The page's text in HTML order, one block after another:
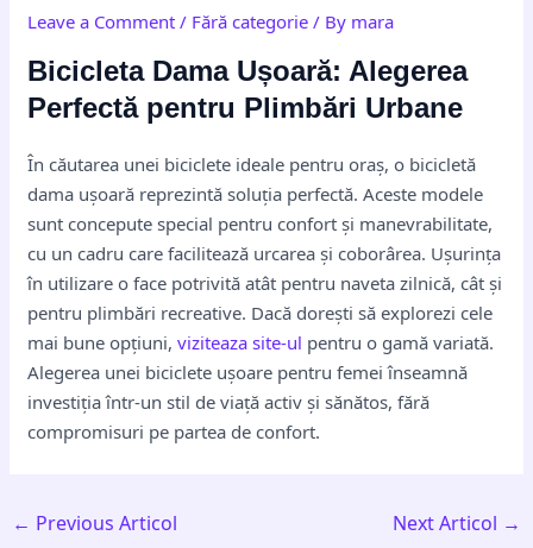
Leave a Comment / Fără categorie / By mara
Bicicleta Dama Ușoară: Alegerea
Perfectă pentru Plimbări Urbane
În căutarea unei biciclete ideale pentru oraș, o bicicletă
dama ușoară reprezintă soluția perfectă. Aceste modele
sunt concepute special pentru confort și manevrabilitate,
cu un cadru care facilitează urcarea și coborârea. Ușurința
în utilizare o face potrivită atât pentru naveta zilnică, cât și
pentru plimbări recreative. Dacă dorești să explorezi cele
mai bune opțiuni,viziteaza site-ul pentru o gamă variată.
Alegerea unei biciclete ușoare pentru femei înseamnă
investiția într-un stil de viață activ și sănătos, fără
compromisuri pe partea de confort.
← Previous Articol Next Articol →